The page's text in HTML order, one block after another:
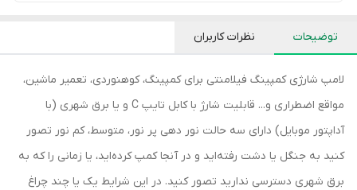
توضیحات نظرات کاربران
لامپ شارژی کمپینگ فیلامنتی برای کمپینگ، کوهنوردی، تعمیر ماشین،
مواقع اضطراری و... قابلیت شارژ با کابل تایپ C و یا برق شهری (با
آداپتور موبایل) دارای سه حالت نور دهی پر نور، متوسط، کم نور تصور
کنید به جنگل یا دشت رفته‌اید و در آنجا کمپ کرده‌اید، یا زمانی را که به
برق شهری دسترسی ندارید تصور کنید. در این شرایط یک یا چند چراغ